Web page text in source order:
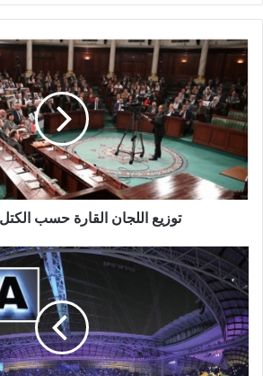
توزيع اللجان القارة حسب الكتل